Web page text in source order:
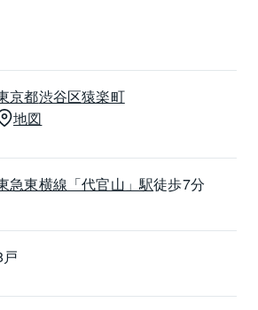
使館が多く立ち並んでいるため、
ながら、都会派でハイセンスな生
たりのマンションだといえます。
東急東横線代官山駅から徒歩7分で
京都渋谷区猿楽町
地図
急東横線 「代官山」駅徒歩7分